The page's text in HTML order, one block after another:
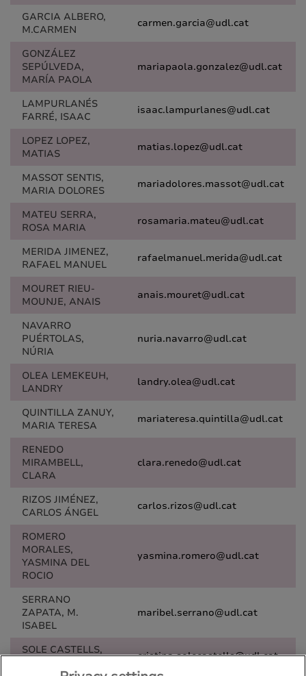
GARCIA ALBERO,
M.CARMEN
carmen.garcia@udl.cat
GONZÁLEZ
SEPÚLVEDA,
MARÍA PAOLA
mariapaola.gonzalez@udl.cat
LAMPURLANÉS
FARRÉ, ISAAC
isaac.lampurlanes@udl.cat
LOPEZ LOPEZ,
MATIAS
matias.lopez@udl.cat
MASSOT SENTIS,
MARIA DOLORES
mariadolores.massot@udl.cat
MATEU SERRA,
ROSA MARIA
rosamaria.mateu@udl.cat
MERIDA JIMENEZ,
RAFAEL MANUEL
rafaelmanuel.merida@udl.cat
MOURET RIEU-
MOUNJE, ANAIS
anais.mouret@udl.cat
NAVARRO
PUÉRTOLAS,
NÚRIA
nuria.navarro@udl.cat
OLEA LEMEKEUH,
LANDRY
landry.olea@udl.cat
QUINTILLA ZANUY,
MARIA TERESA
mariateresa.quintilla@udl.cat
RENEDO
MIRAMBELL,
CLARA
clara.renedo@udl.cat
RIZOS JIMÉNEZ,
CARLOS ÁNGEL
carlos.rizos@udl.cat
ROMERO
MORALES,
YASMINA DEL
ROCIO
yasmina.romero@udl.cat
SERRANO
ZAPATA, M.
ISABEL
maribel.serrano@udl.cat
SOLE CASTELLS,
cristina.solecastells@udl.cat